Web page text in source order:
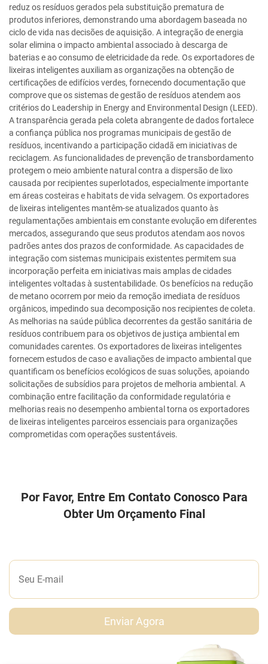
reduz os resíduos gerados pela substituição prematura de
produtos inferiores, demonstrando uma abordagem baseada no
ciclo de vida nas decisões de aquisição. A integração de energia
solar elimina o impacto ambiental associado à descarga de
baterias e ao consumo de eletricidade da rede. Os exportadores de
lixeiras inteligentes auxiliam as organizações na obtenção de
certificações de edifícios verdes, fornecendo documentação que
comprove que os sistemas de gestão de resíduos atendem aos
critérios do Leadership in Energy and Environmental Design (LEED).
A transparência gerada pela coleta abrangente de dados fortalece
a confiança pública nos programas municipais de gestão de
resíduos, incentivando a participação cidadã em iniciativas de
reciclagem. As funcionalidades de prevenção de transbordamento
protegem o meio ambiente natural contra a dispersão de lixo
causada por recipientes superlotados, especialmente importante
em áreas costeiras e habitats de vida selvagem. Os exportadores
de lixeiras inteligentes mantêm-se atualizados quanto às
regulamentações ambientais em constante evolução em diferentes
mercados, assegurando que seus produtos atendam aos novos
padrões antes dos prazos de conformidade. As capacidades de
integração com sistemas municipais existentes permitem sua
incorporação perfeita em iniciativas mais amplas de cidades
inteligentes voltadas à sustentabilidade. Os benefícios na redução
de metano ocorrem por meio da remoção imediata de resíduos
orgânicos, impedindo sua decomposição nos recipientes de coleta.
As melhorias na saúde pública decorrentes da gestão sanitária de
resíduos contribuem para os objetivos de justiça ambiental em
comunidades carentes. Os exportadores de lixeiras inteligentes
fornecem estudos de caso e avaliações de impacto ambiental que
quantificam os benefícios ecológicos de suas soluções, apoiando
solicitações de subsídios para projetos de melhoria ambiental. A
combinação entre facilitação da conformidade regulatória e
melhorias reais no desempenho ambiental torna os exportadores
de lixeiras inteligentes parceiros essenciais para organizações
comprometidas com operações sustentáveis.
Por Favor, Entre Em Contato Conosco Para
Obter Um Orçamento Final
Enviar Agora